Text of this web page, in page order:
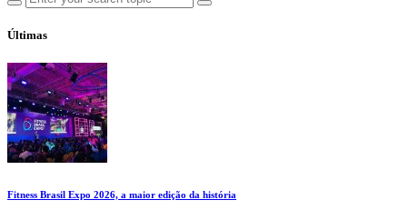
Últimas
Fitness Brasil Expo 2026, a maior edição da história